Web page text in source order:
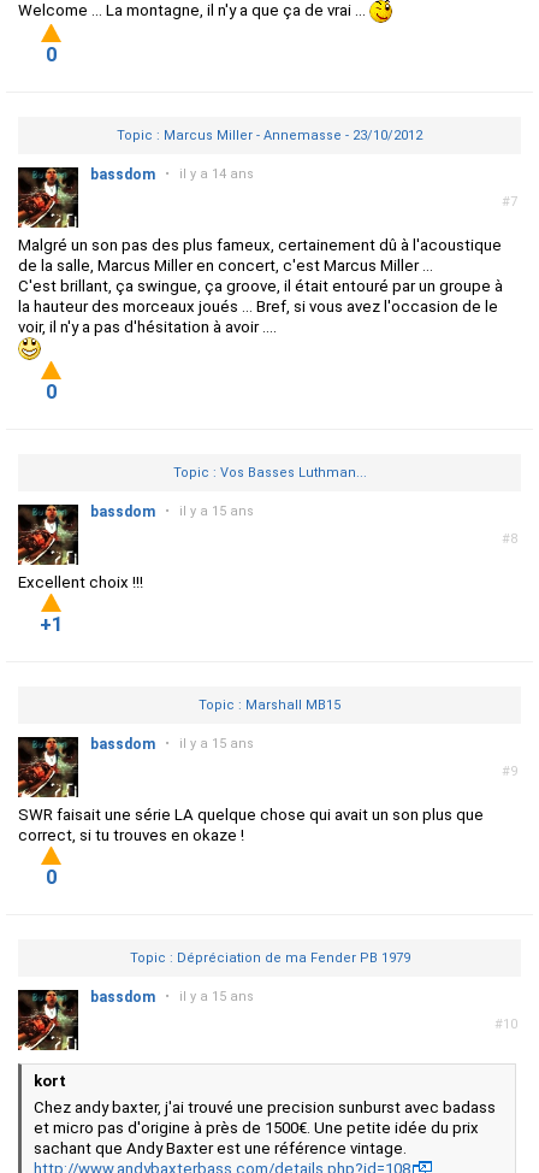
Welcome ... La montagne, il n'y a que ça de vrai ...
0
Topic : Marcus Miller - Annemasse - 23/10/2012
#7
bassdom • il y a 14 ans
Malgré un son pas des plus fameux, certainement dû à l'acoustique
de la salle, Marcus Miller en concert, c'est Marcus Miller ...
C'est brillant, ça swingue, ça groove, il était entouré par un groupe à
la hauteur des morceaux joués ... Bref, si vous avez l'occasion de le
voir, il n'y a pas d'hésitation à avoir ....
0
Topic : Vos Basses Luthman...
#8
bassdom • il y a 15 ans
Excellent choix !!!
+1
Topic : Marshall MB15
#9
bassdom • il y a 15 ans
SWR faisait une série LA quelque chose qui avait un son plus que
correct, si tu trouves en okaze !
0
Topic : Dépréciation de ma Fender PB 1979
#10
bassdom • il y a 15 ans
kort
Chez andy baxter, j'ai trouvé une precision sunburst avec badass
et micro pas d'origine à près de 1500€. Une petite idée du prix
sachant que Andy Baxter est une référence vintage.
http://www.andybaxterbass.com/details.php?id=108